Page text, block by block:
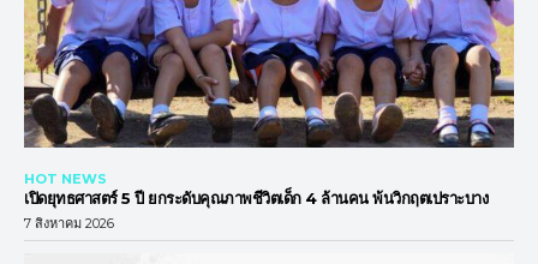
HOT NEWS
เปิดยุทธศาสตร์ 5 ปี ยกระดับคุณภาพชีวิตเด็ก 4 ล้านคน พ้นวิกฤตเปราะบาง
7 สิงหาคม 2026